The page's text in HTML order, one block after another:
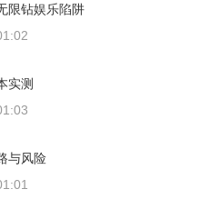
限钻娱乐陷阱
实测
与风险